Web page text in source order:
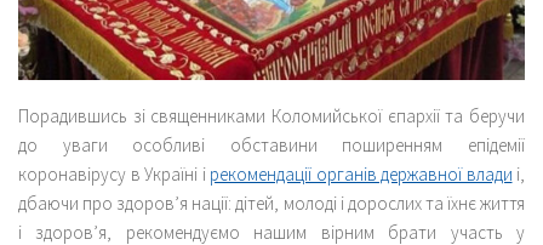
Порадившись зі священниками Коломийської єпархії та беручи
до уваги особливі обставини поширенням епідемії
коронавірусу в Україні і рекомендації органів державної влади і,
дбаючи про здоров’я нації: дітей, молоді і дорослих та їхнє життя
і здоров’я, рекомендуємо нашим вірним брати участь у